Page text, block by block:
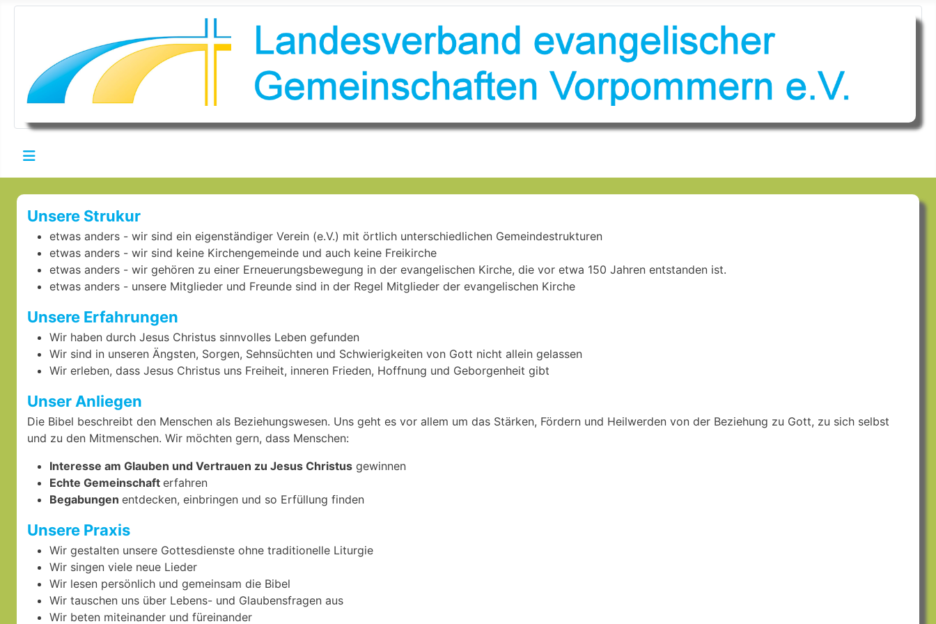
Unsere Strukur
etwas anders - wir sind ein eigenständiger Verein (e.V.) mit örtlich unterschiedlichen Gemeindestrukturen
etwas anders - wir sind keine Kirchengemeinde und auch keine Freikirche
etwas anders - wir gehören zu einer Erneuerungsbewegung in der evangelischen Kirche, die vor etwa 150 Jahren entstanden ist.
etwas anders - unsere Mitglieder und Freunde sind in der Regel Mitglieder der evangelischen Kirche
Unsere Erfahrungen
Wir haben durch Jesus Christus sinnvolles Leben gefunden
Wir sind in unseren Ängsten, Sorgen, Sehnsüchten und Schwierigkeiten von Gott nicht allein gelassen
Wir erleben, dass Jesus Christus uns Freiheit, inneren Frieden, Hoffnung und Geborgenheit gibt
Unser Anliegen
Die Bibel beschreibt den Menschen als Beziehungswesen. Uns geht es vor allem um das Stärken, Fördern und Heilwerden von der Beziehung zu Gott, zu sich selbst
und zu den Mitmenschen. Wir möchten gern, dass Menschen:
Interesse am Glauben und Vertrauen zu Jesus Christus gewinnen
Echte Gemeinschaft erfahren
Begabungen entdecken, einbringen und so Erfüllung finden
Unsere Praxis
Wir gestalten unsere Gottesdienste ohne traditionelle Liturgie
Wir singen viele neue Lieder
Wir lesen persönlich und gemeinsam die Bibel
Wir tauschen uns über Lebens- und Glaubensfragen aus
Wir beten miteinander und füreinander